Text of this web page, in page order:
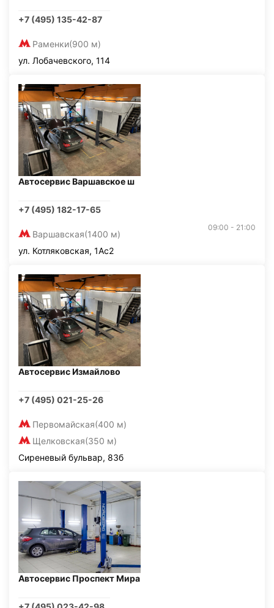
+7 (495) 135-42-87
Раменки(900 м)
ул. Лобачевского, 114
Автосервис Варшавское ш
+7 (495) 182-17-65
Варшавская(1400 м)
09:00 - 21:00
ул. Котляковская, 1Ас2
Автосервис Измайлово
+7 (495) 021-25-26
Первомайская(400 м)
Щелковская(350 м)
Сиреневый бульвар, 83б
Автосервис Проспект Мира